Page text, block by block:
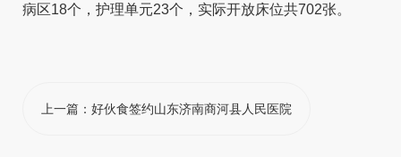
病区18个，护理单元23个，实际开放床位共702张。
上一篇： 好伙食签约山东济南商河县人民医院